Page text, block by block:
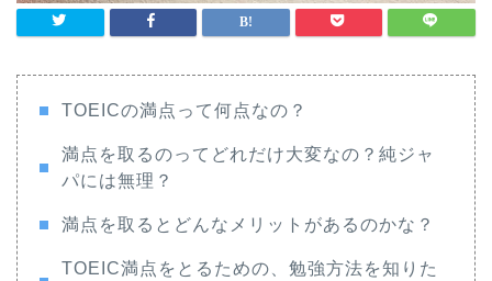
TOEICの満点って何点なの？
満点を取るのってどれだけ大変なの？純ジャ
パには無理？
満点を取るとどんなメリットがあるのかな？
TOEIC満点をとるための、勉強方法を知りた